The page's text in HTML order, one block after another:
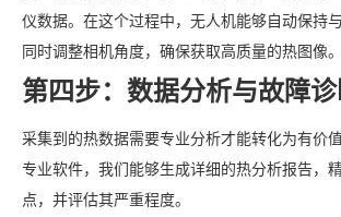
仪数据。在这个过程中，无人机能够自动保持
同时调整相机角度，确保获取高质量的热图像。
第四步：数据分析与故障
采集到的热数据需要专业分析才能转化为有价
专业软件，我们能够生成详细的热分析报告，
点，并评估其严重程度。